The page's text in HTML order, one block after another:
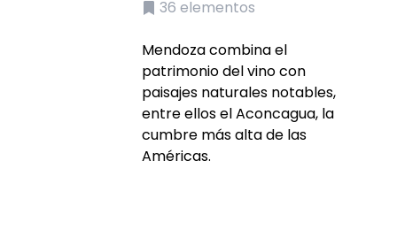
36 elementos
Mendoza combina el
patrimonio del vino con
paisajes naturales notables,
entre ellos el Aconcagua, la
cumbre más alta de las
Américas.